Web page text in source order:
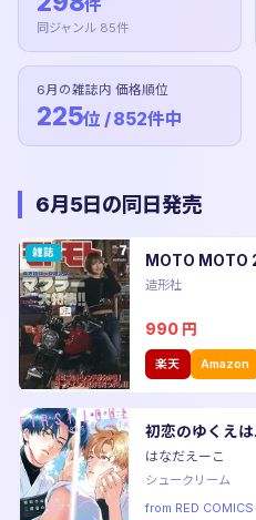
件
同ジャンル 85件
6月の雑誌内 価格順位
225位 / 852件中
6月5日の同日発売
雑誌 MOTO MOTO
造形社
990 円
楽天 Amazon
初恋のゆくえ
はなだえーこ
シュークリーム
from RED